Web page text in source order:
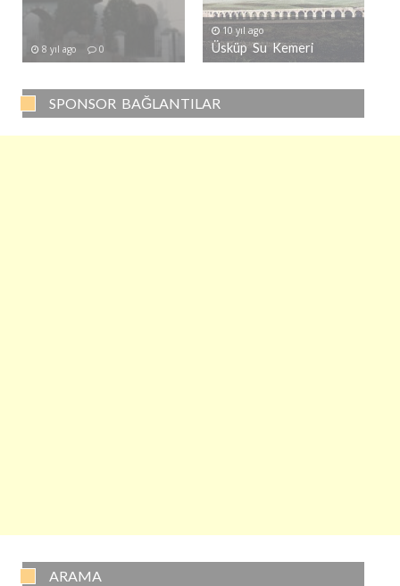
8 yıl ago 0
10 yıl ago
Üsküp Su Kemeri
SPONSOR BAĞLANTILAR
ARAMA